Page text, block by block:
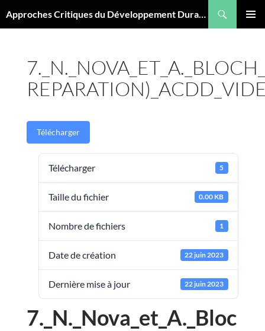
au
Approches Critiques du Développement Durable
Télécharger
Télécharger 5
Taille du fichier 0.00 KB
Nombre de fichiers 1
Date de création 22 juin 2023
Dernière mise à jour 22 juin 2023
7._N._Nova_et_A._Bloc